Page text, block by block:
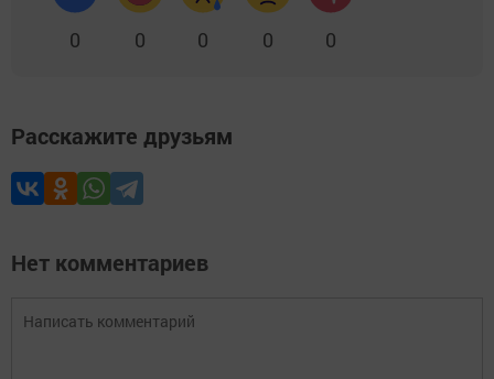
0 0 0 0 0
Расскажите друзьям
Нет комментариев